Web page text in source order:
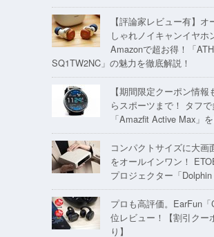
【評論家レビュー有】オ
しゃれノイキャンイヤホ
Amazonで超お得！「
SQ1TW2NC」の魅力を徹底解説！
【期間限定クーポン情報
らスポーツまで！ タフ
「Amazfit Active Max」
コンパクトサイズに大画
をオールインワン！
プロジェクター「
プロも高評価。EarFun
位レビュー！【割引クー
り】